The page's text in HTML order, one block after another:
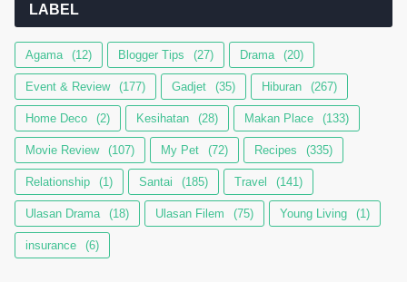
LABEL
Agama (12) Blogger Tips (27) Drama (20)
Event & Review (177) Gadjet (35) Hiburan (267)
Home Deco (2) Kesihatan (28) Makan Place (133)
Movie Review (107) My Pet (72) Recipes (335)
Relationship (1) Santai (185) Travel (141)
Ulasan Drama (18) Ulasan Filem (75) Young Living (1)
insurance (6)